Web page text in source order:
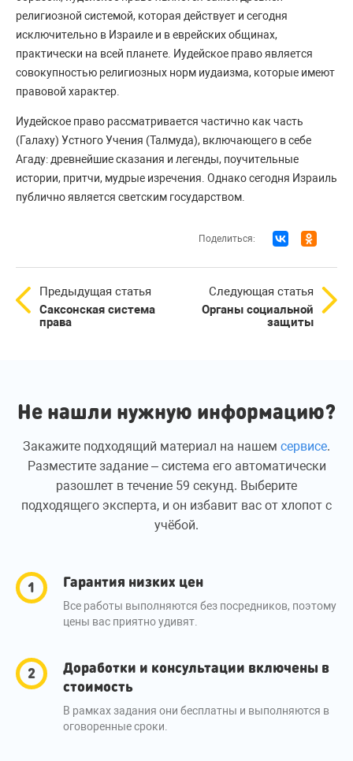
религиозной системой, которая действует и сегодня
исключительно в Израиле и в еврейских общинах,
практически на всей планете. Иудейское право является
совокупностью религиозных норм иудаизма, которые имеют
правовой характер.
Иудейское право рассматривается частично как часть
(Галаху) Устного Учения (Талмуда), включающего в себе
Агаду: древнейшие сказания и легенды, поучительные
истории, притчи, мудрые изречения. Однако сегодня Израиль
публично является светским государством.
Поделиться:
Предыдущая статья
Саксонская система
права
Следующая статья
Органы социальной
защиты
Не нашли нужную информацию?
Закажите подходящий материал на нашем сервисе.
Разместите задание – система его автоматически
разошлет в течение 59 секунд. Выберите
подходящего эксперта, и он избавит вас от хлопот с
учёбой.
Гарантия низких цен
Все работы выполняются без посредников, поэтому
цены вас приятно удивят.
Доработки и консультации включены в
стоимость
В рамках задания они бесплатны и выполняются в
оговоренные сроки.